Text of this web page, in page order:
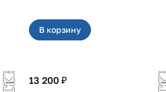
В корзину
13 200 ₽